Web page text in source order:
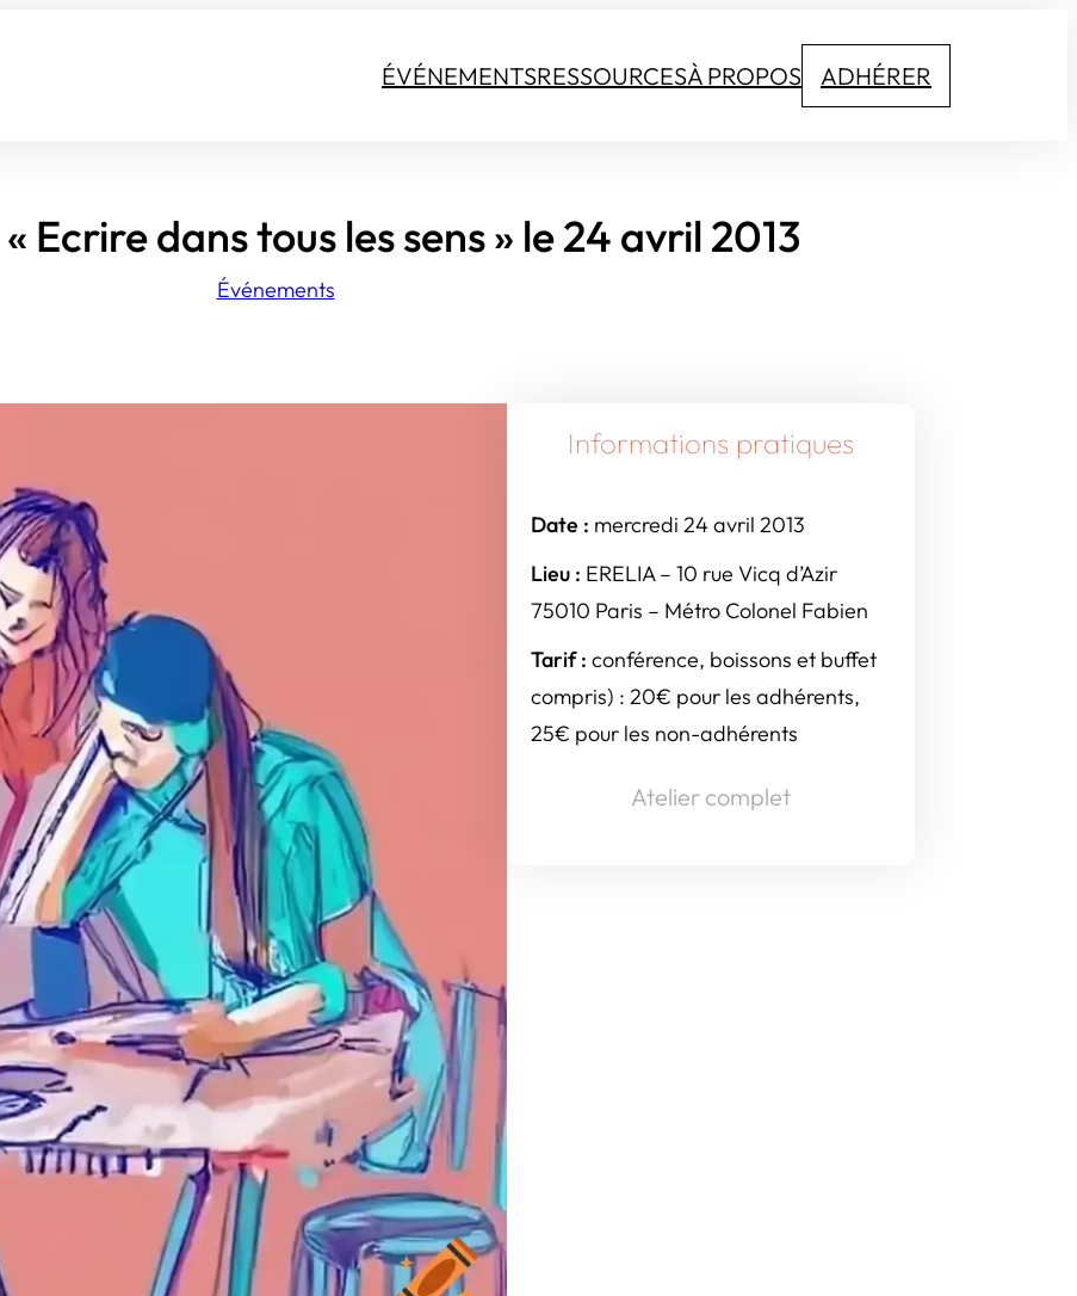
ÉVÉNEMENTSRESSOURCESÀ PROPOS ADHÉRER
Ecrire dans tous les sens » le 24 avril 2013
Événements
Informations pratiques
Date : mercredi 24 avril 2013
Lieu : ERELIA – 10 rue Vicq d’Azir
75010 Paris – Métro Colonel Fabien
Tarif : conférence, boissons et buffet
compris) : 20€ pour les adhérents,
25€ pour les non-adhérents
Atelier complet